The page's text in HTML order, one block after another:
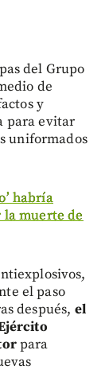
del Grupo
de
y
para evitar
uniformados
habría
la muerte de
el paso
después, el
para